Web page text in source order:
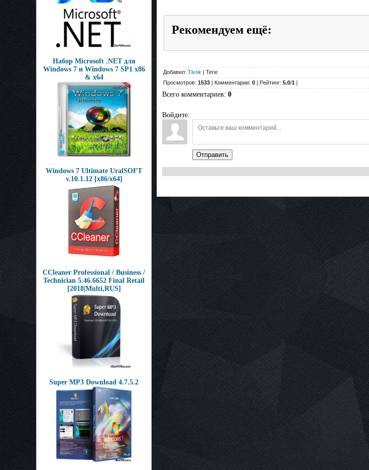
Набор Microsoft .NET для
Windows 7 и Windows 7 SP1 x86
& x64
Windows 7 Ultimate UralSOFT
v.10.1.12 [x86/x64]
CCleaner Professional / Business /
Technician 5.46.6652 Final Retail
[2018|Multi,RUS]
Super MP3 Download 4.7.5.2
Рекомендуем ещё:
Добавил: Tivok | Теги:
Просмотров: 1533 | Комментарии: 0 | Рейтинг: 5.0/1 |
Всего комментариев: 0
Войдите:
Отправить